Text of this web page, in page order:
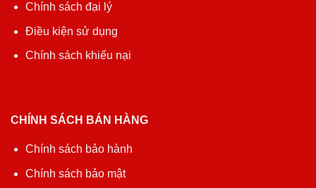
Chính sách đại lý
Điều kiện sử dụng
Chính sách khiếu nại
CHÍNH SÁCH BÁN HÀNG
Chính sách bảo hành
Chính sách bảo mật